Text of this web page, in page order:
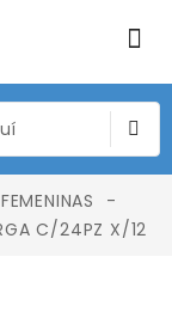
C/24PZ X/12